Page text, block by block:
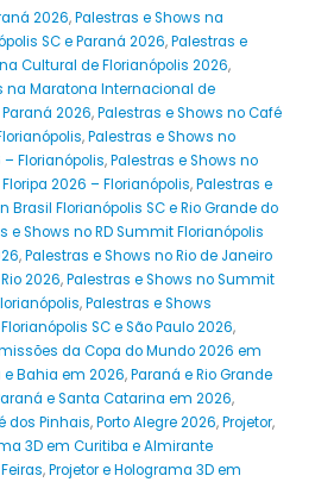
2026,Palestras e Shows na
SC e Paraná 2026,Palestras e
Cultural de Florianópolis 2026,
na Maratona Internacional de
2026,Palestras e Shows no Café
,Palestras e Shows no
– Florianópolis,Palestras e Shows no
2026 – Florianópolis,Palestras e
Brasil Florianópolis SC e Rio Grande do
e Shows no RD Summit Florianópolis
,Palestras e Shows no Rio de Janeiro
2026,Palestras e Shows no Summit
,Palestras e Shows
SC e São Paulo 2026,
da Copa do Mundo 2026 em
e Bahia em 2026,Paraná e Rio Grande
e Santa Catarina em 2026,
dos Pinhais,Porto Alegre 2026,Projetor,
3D em Curitiba e Almirante
,Projetor e Holograma 3D em